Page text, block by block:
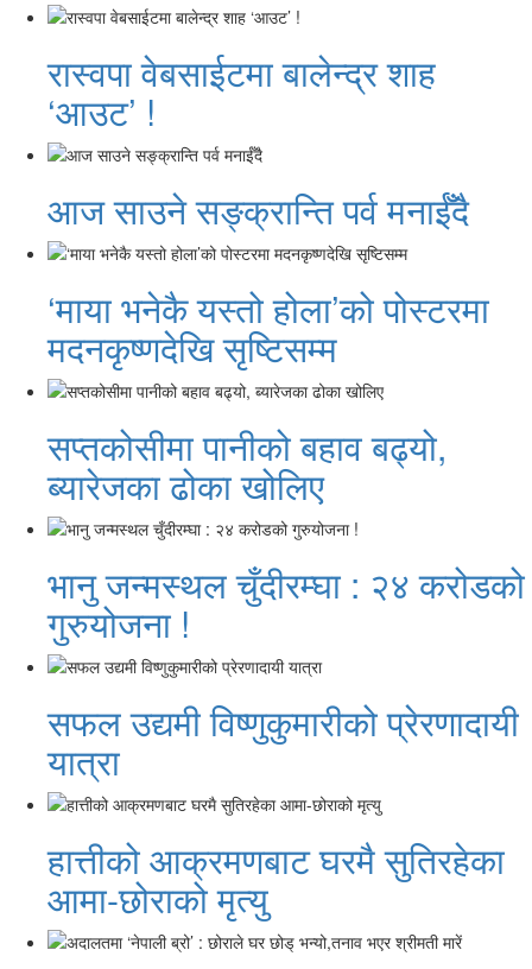
रास्वपा वेबसाईटमा बालेन्द्र शाह
‘आउट’ !
आज साउने सङ्क्रान्ति पर्व मनाईँदै
‘माया भनेकै यस्तो होला’को पोस्टरमा
मदनकृष्णदेखि सृष्टिसम्म
सप्तकोसीमा पानीको बहाव बढ्यो,
ब्यारेजका ढोका खोलिए
भानु जन्मस्थल चुँदीरम्घा : २४ करोडको
गुरुयोजना !
सफल उद्यमी विष्णुकुमारीको प्रेरणादायी
यात्रा
हात्तीको आक्रमणबाट घरमै सुतिरहेका
आमा-छोराको मृत्यु